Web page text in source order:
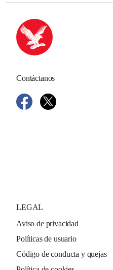
Contáctanos
LEGAL
Aviso de privacidad
Políticas de usuario
Código de conducta y quejas